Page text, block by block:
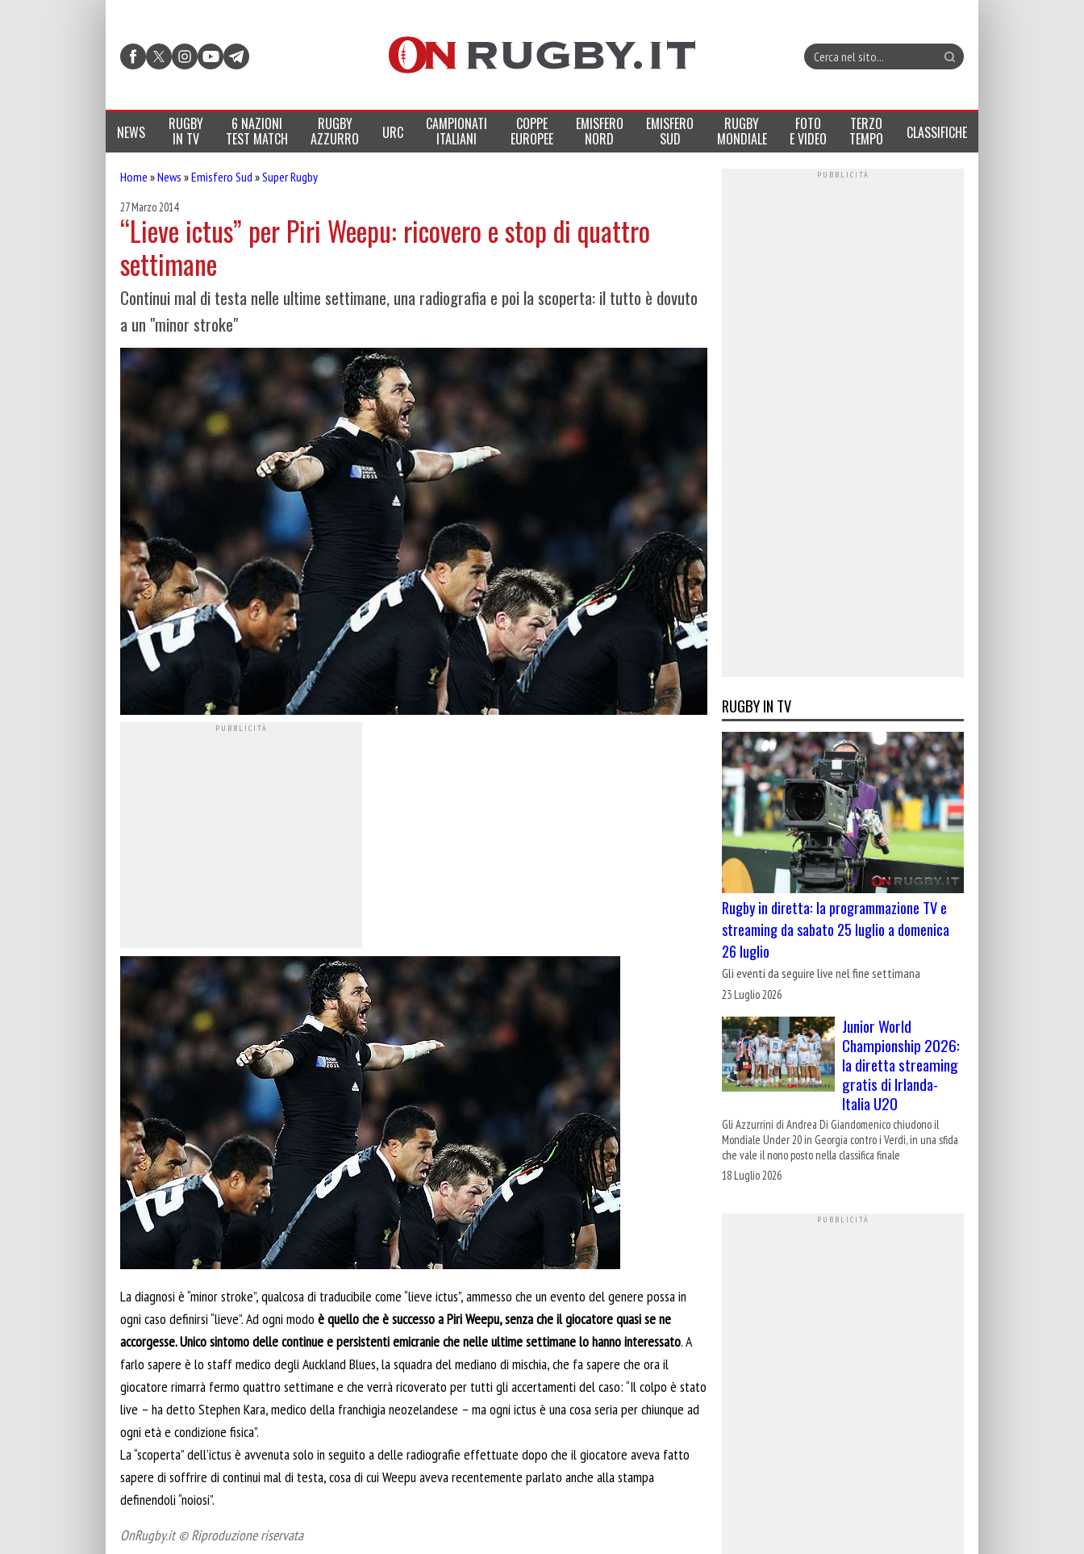
NEWS RUGBY
IN TV
6 NAZIONI
TEST MATCH
RUGBY
AZZURRO URC CAMPIONATI
ITALIANI
COPPE
EUROPEE
EMISFERO
NORD
EMISFERO
SUD
RUGBY
MONDIALE
FOTO
E VIDEO
TERZO
TEMPO CLASSIFICHE
Home »News »Emisfero Sud »Super Rugby
27 Marzo 2014
“Lieve ictus” per Piri Weepu: ricovero e stop di quattro
settimane
Continui mal di testa nelle ultime settimane, una radiografia e poi la scoperta: il tutto è dovuto
a un "minor stroke"
La diagnosi è “minor stroke”, qualcosa di traducibile come “lieve ictus”, ammesso che un evento del genere possa in
ogni caso definirsi “lieve”. Ad ogni modo è quello che è successo a Piri Weepu, senza che il giocatore quasi se ne
accorgesse. Unico sintomo delle continue e persistenti emicranie che nelle ultime settimane lo hanno interessato. A
farlo sapere è lo staff medico degli Auckland Blues, la squadra del mediano di mischia, che fa sapere che ora il
giocatore rimarrà fermo quattro settimane e che verrà ricoverato per tutti gli accertamenti del caso: “Il colpo è stato
live – ha detto Stephen Kara, medico della franchigia neozelandese – ma ogni ictus è una cosa seria per chiunque ad
ogni età e condizione fisica”.
La “scoperta” dell’ictus è avvenuta solo in seguito a delle radiografie effettuate dopo che il giocatore aveva fatto
sapere di soffrire di continui mal di testa, cosa di cui Weepu aveva recentemente parlato anche alla stampa
definendoli “noiosi”.
OnRugby.it © Riproduzione riservata
RUGBY IN TV
Rugby in diretta: la programmazione TV e
streaming da sabato 25 luglio a domenica
26 luglio
Gli eventi da seguire live nel fine settimana
23 Luglio 2026
Junior World
Championship 2026:
la diretta streaming
gratis di Irlanda-
Italia U20
Gli Azzurrini di Andrea Di Giandomenico chiudono il
Mondiale Under 20 in Georgia contro i Verdi, in una sfida
che vale il nono posto nella classifica finale
18 Luglio 2026